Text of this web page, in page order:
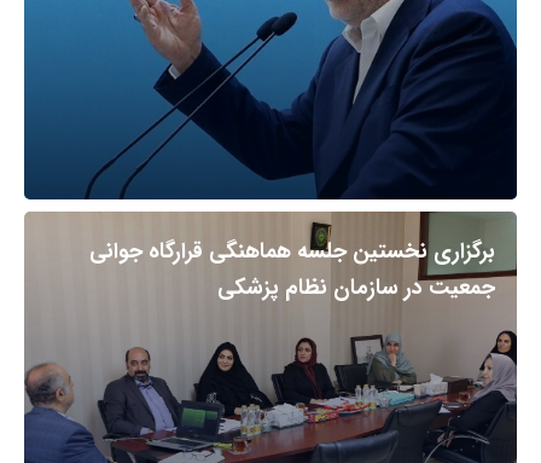
برگزاری نخستین جلسه هماهنگی قرارگاه جوانی
جمعیت در سازمان نظام پزشکی